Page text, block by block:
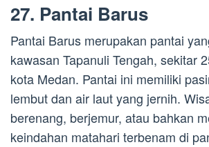
27. Pantai Barus
Pantai Barus merupakan pantai
kawasan Tapanuli Tengah, sekitar
kota Medan. Pantai ini memiliki
lembut dan air laut yang jernih.
berenang, berjemur, atau bahkan
keindahan matahari terbenam di